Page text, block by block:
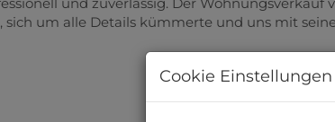
sich um alle Details kümmerte und uns mit
Cookie Einstellungen